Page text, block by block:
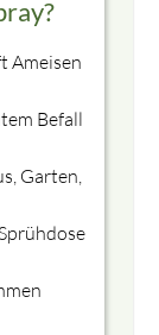
Ameisen
Befall
Garten,
das
dies
erreichen